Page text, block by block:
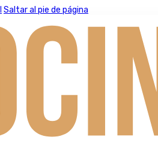
Saltar al pie de página